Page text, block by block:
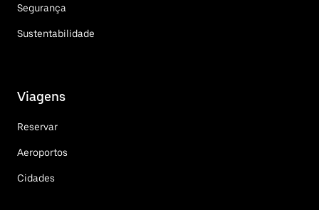
Segurança
Sustentabilidade
Viagens
Reservar
Aeroportos
Cidades